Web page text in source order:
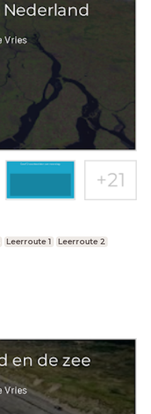
Leerroute 1 Leerroute 2